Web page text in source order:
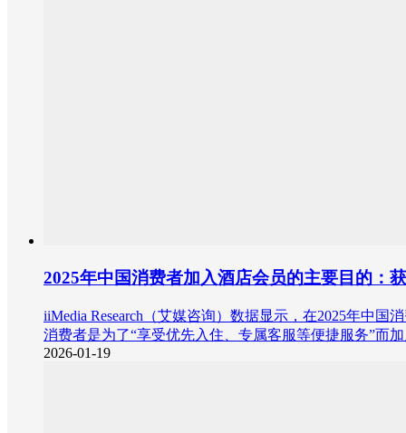
2025年中国消费者加入酒店会员的主要目的：
iiMedia Research（艾媒咨询）数据显示，在2025年中
消费者是为了“享受优先入住、专属客服等便捷服务”而
2026-01-19